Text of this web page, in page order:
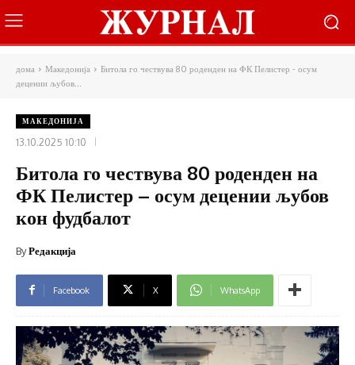
дома Македонија
Битола го чествува 80 роденден на ФК Пелистер - осум
децении љубов...
МАКЕДОНИЈА
13.10.2025 10:10
Битола го чествува 80 роденден на
ФК Пелистер – осум децении љубов
кон фудбалот
ByРедакција
Facebook X WhatsApp